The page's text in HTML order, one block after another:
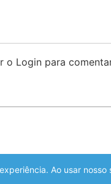
o Login para